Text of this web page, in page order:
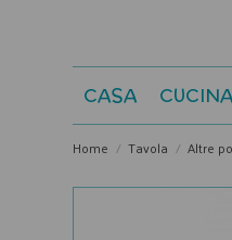
CASA CUCINA
Home Tavola Altre